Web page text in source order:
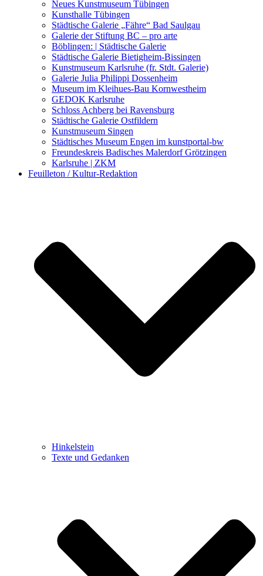
Kunstwettbewerbe, Ausschreibungen für Künstler
Neues Kunstmuseum Tübingen
Kunsthalle Tübingen
Städtische Galerie „Fähre“ Bad Saulgau
Galerie der Stiftung BC – pro arte
Böblingen: | Städtische Galerie
Städtische Galerie Bietigheim-Bissingen
Kunstmuseum Karlsruhe (fr. Stdt. Galerie)
Galerie Julia Philippi Dossenheim
Museum im Kleihues-Bau Kornwestheim
GEDOK Karlsruhe
Schloss Achberg bei Ravensburg
Städtische Galerie Ostfildern
Kunstmuseum Singen
Städtisches Museum Engen im kunstportal-bw
Freundeskreis Badisches Malerdorf Grötzingen
Karlsruhe | ZKM
Feuilleton / Kultur-Redaktion
Hinkelstein
Texte und Gedanken